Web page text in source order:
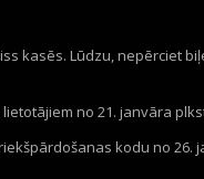
kasēs. Lūdzu, nepērciet
no 21. janvāra
kodu no 26.